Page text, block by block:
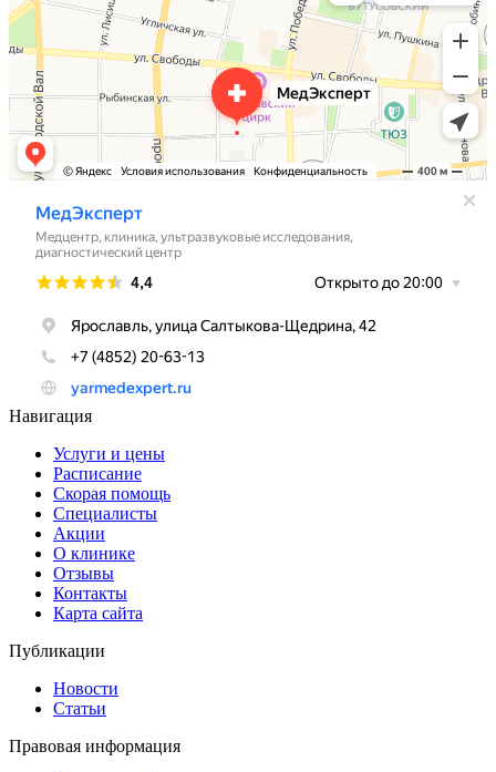
Навигация
Услуги и цены
Расписание
Скорая помощь
Специалисты
Акции
О клинике
Отзывы
Контакты
Карта сайта
Публикации
Новости
Статьи
Правовая информация